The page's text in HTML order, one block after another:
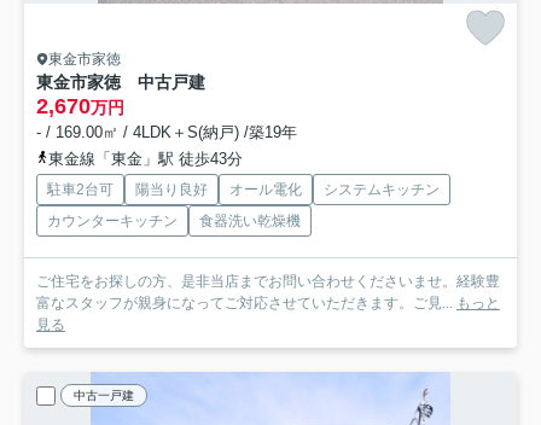
東金市家徳
東金市家徳 中古戸建
2,670万円
- / 169.00㎡ / 4LDK＋S(納戸) /築19年
東金線「東金」駅 徒歩43分
駐車2台可 陽当り良好 オール電化
システムキッチン
カウンターキッチン
食器洗い乾燥機
ご住宅をお探しの方、是非当店までお問い合わせくださいませ。経験豊
富なスタッフが親身になってご対応させていただきます。ご見... もっと
見る
中古一戸建